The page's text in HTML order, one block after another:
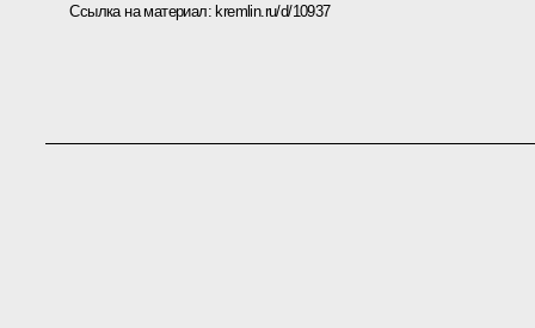
Ссылка на материал: kremlin.ru/d/10937